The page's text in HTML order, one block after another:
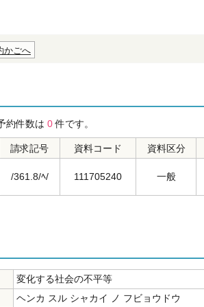
かごへ
約件数は 0件です。
請求記号 資料コード 資料区分
/361.8/ﾍ/ 111705240 一般
変化する社会の不平等
ヘンカ スル シャカイ ノ フビョウドウ